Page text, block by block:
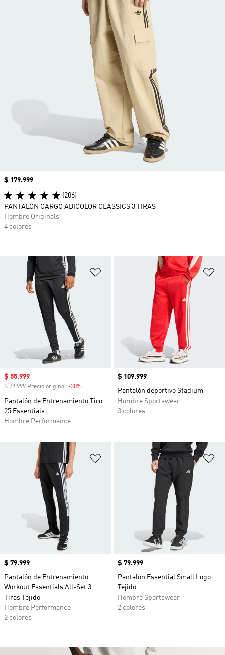
Añadir a la lista de deseos
Precio de venta
$ 55.999
$ 79.999 Precio original -30%
Pantalón de Entrenamiento Tiro
25 Essentials
Hombre Performance
Precio
$ 109.999
Pantalón deportivo Stadium
Hombre Sportswear
3 colores
Añadir a la lista de deseos
Precio
$ 79.999
Pantalón de Entrenamiento
Workout Essentials All-Set 3
Tiras Tejido
Hombre Performance
2 colores
Precio
$ 79.999
Pantalón Essential Small Logo
Tejido
Hombre Sportswear
2 colores
Precio
$ 179.999
(206)
PANTALÓN CARGO ADICOLOR CLASSICS 3 TIRAS
Hombre Originals
4 colores